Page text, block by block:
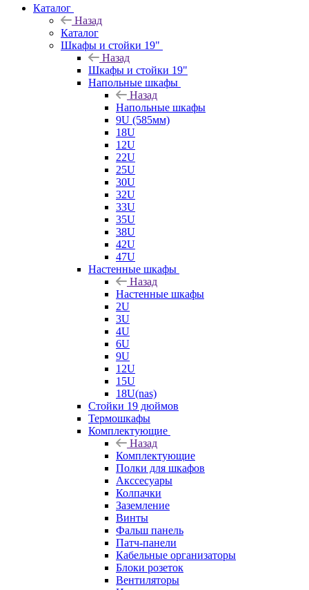
Каталог
Назад
Каталог
Шкафы и стойки 19"
Назад
Шкафы и стойки 19"
Напольные шкафы
Назад
Напольные шкафы
9U (585мм)
18U
12U
22U
25U
30U
32U
33U
35U
38U
42U
47U
Настенные шкафы
Назад
Настенные шкафы
2U
3U
4U
6U
9U
12U
15U
18U(nas)
Стойки 19 дюймов
Термошкафы
Комплектующие
Назад
Комплектующие
Полки для шкафов
Акссесуары
Колпачки
Заземление
Винты
Фальш панель
Патч-панели
Кабельные организаторы
Блоки розеток
Вентиляторы